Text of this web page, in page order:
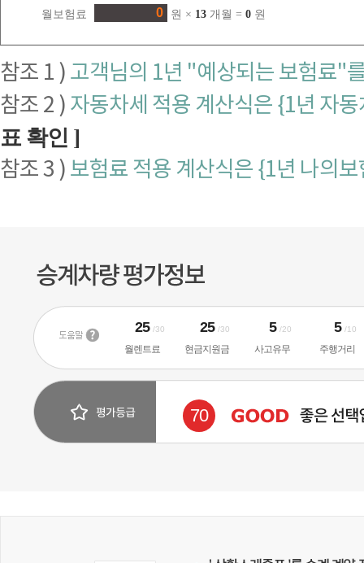
월보험료
원 × 13 개월 = 0 원
참조 1 ) 고객님의 1년 "예상되는 보험료"
참조 2 ) 자동차세 적용 계산식은 {1년 자
표 확인 ]
참조 3 ) 보험료 적용 계산식은 {1년 나의
월렌트료
25/30
현금지원금
25/30
사고유무
5 /20
주행거리
5 /10
70